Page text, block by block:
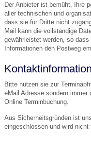
Der Anbieter ist bemüht, Ihre
aller technischen und
dass sie für Dritte nicht
Mail kann die vollständige
gewährleistet werden, so
Informationen den Postweg
Bitte nutzen sie zur
eMail Adresse sondern immer
Online Terminbuchung.
Aus Sicherheitsgründen ist
eingeschlossen und wird nicht